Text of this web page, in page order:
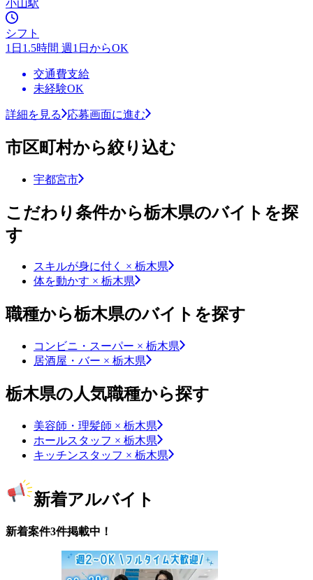
小山駅
シフト
1日1.5時間 週1日からOK
交通費支給
未経験OK
詳細を見る 応募画面に進む
市区町村から絞り込む
宇都宮市
こだわり条件から栃木県のバイトを探
す
スキルが身に付く × 栃木県
体を動かす × 栃木県
職種から栃木県のバイトを探す
コンビニ・スーパー × 栃木県
居酒屋・バー × 栃木県
栃木県の人気職種から探す
美容師・理髪師 × 栃木県
ホールスタッフ × 栃木県
キッチンスタッフ × 栃木県
新着アルバイト
新着案件3件掲載中！